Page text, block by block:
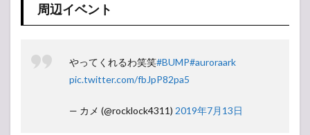
周辺イベント
やってくれるわ笑笑#BUMP#auroraark
pic.twitter.com/fbJpP82pa5
— カメ (@rocklock4311) 2019年7月13日